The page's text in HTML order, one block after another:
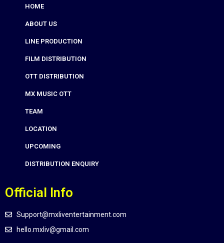
HOME
ABOUT US
LINE PRODUCTION
FILM DISTRIBUTION
OTT DISTRIBUTION
MX MUSIC OTT
TEAM
LOCATION
UPCOMING
DISTRIBUTION ENQUIRY
Official Info
Support@mxliventertainment.com
hello.mxliv@gmail.com